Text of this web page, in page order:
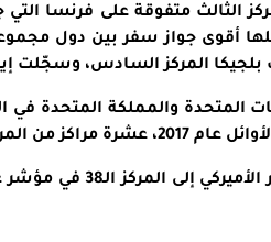
أقوى جواز سفربين دول مجموعة
بلجيكا المركز السادس، وسجّلت
المتحدة والمملكة المتحدة في
الـ22 إلى المركز الـ32.